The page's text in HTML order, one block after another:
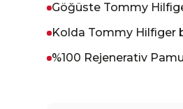
Göğüste Tommy
Kolda Tommy Hilfiger
%100 Rejenerativ